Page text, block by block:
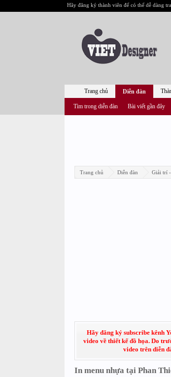
Hãy đăng ký thành viên để có thể dễ dàng
Trang chủ Diễn đàn Giải trí
Hãy đăng ký subscribe kênh
video về thiết kế đồ họa. Do
video trên diễn
In menu nhựa tại Phan
Trang chủ Diễn đàn
Tìm trong diễn đàn Bài viết gần đây